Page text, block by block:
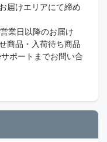
届けエリアにて締め
業日以降のお届け
商品・入荷待ち商品
ポートまでお問い合